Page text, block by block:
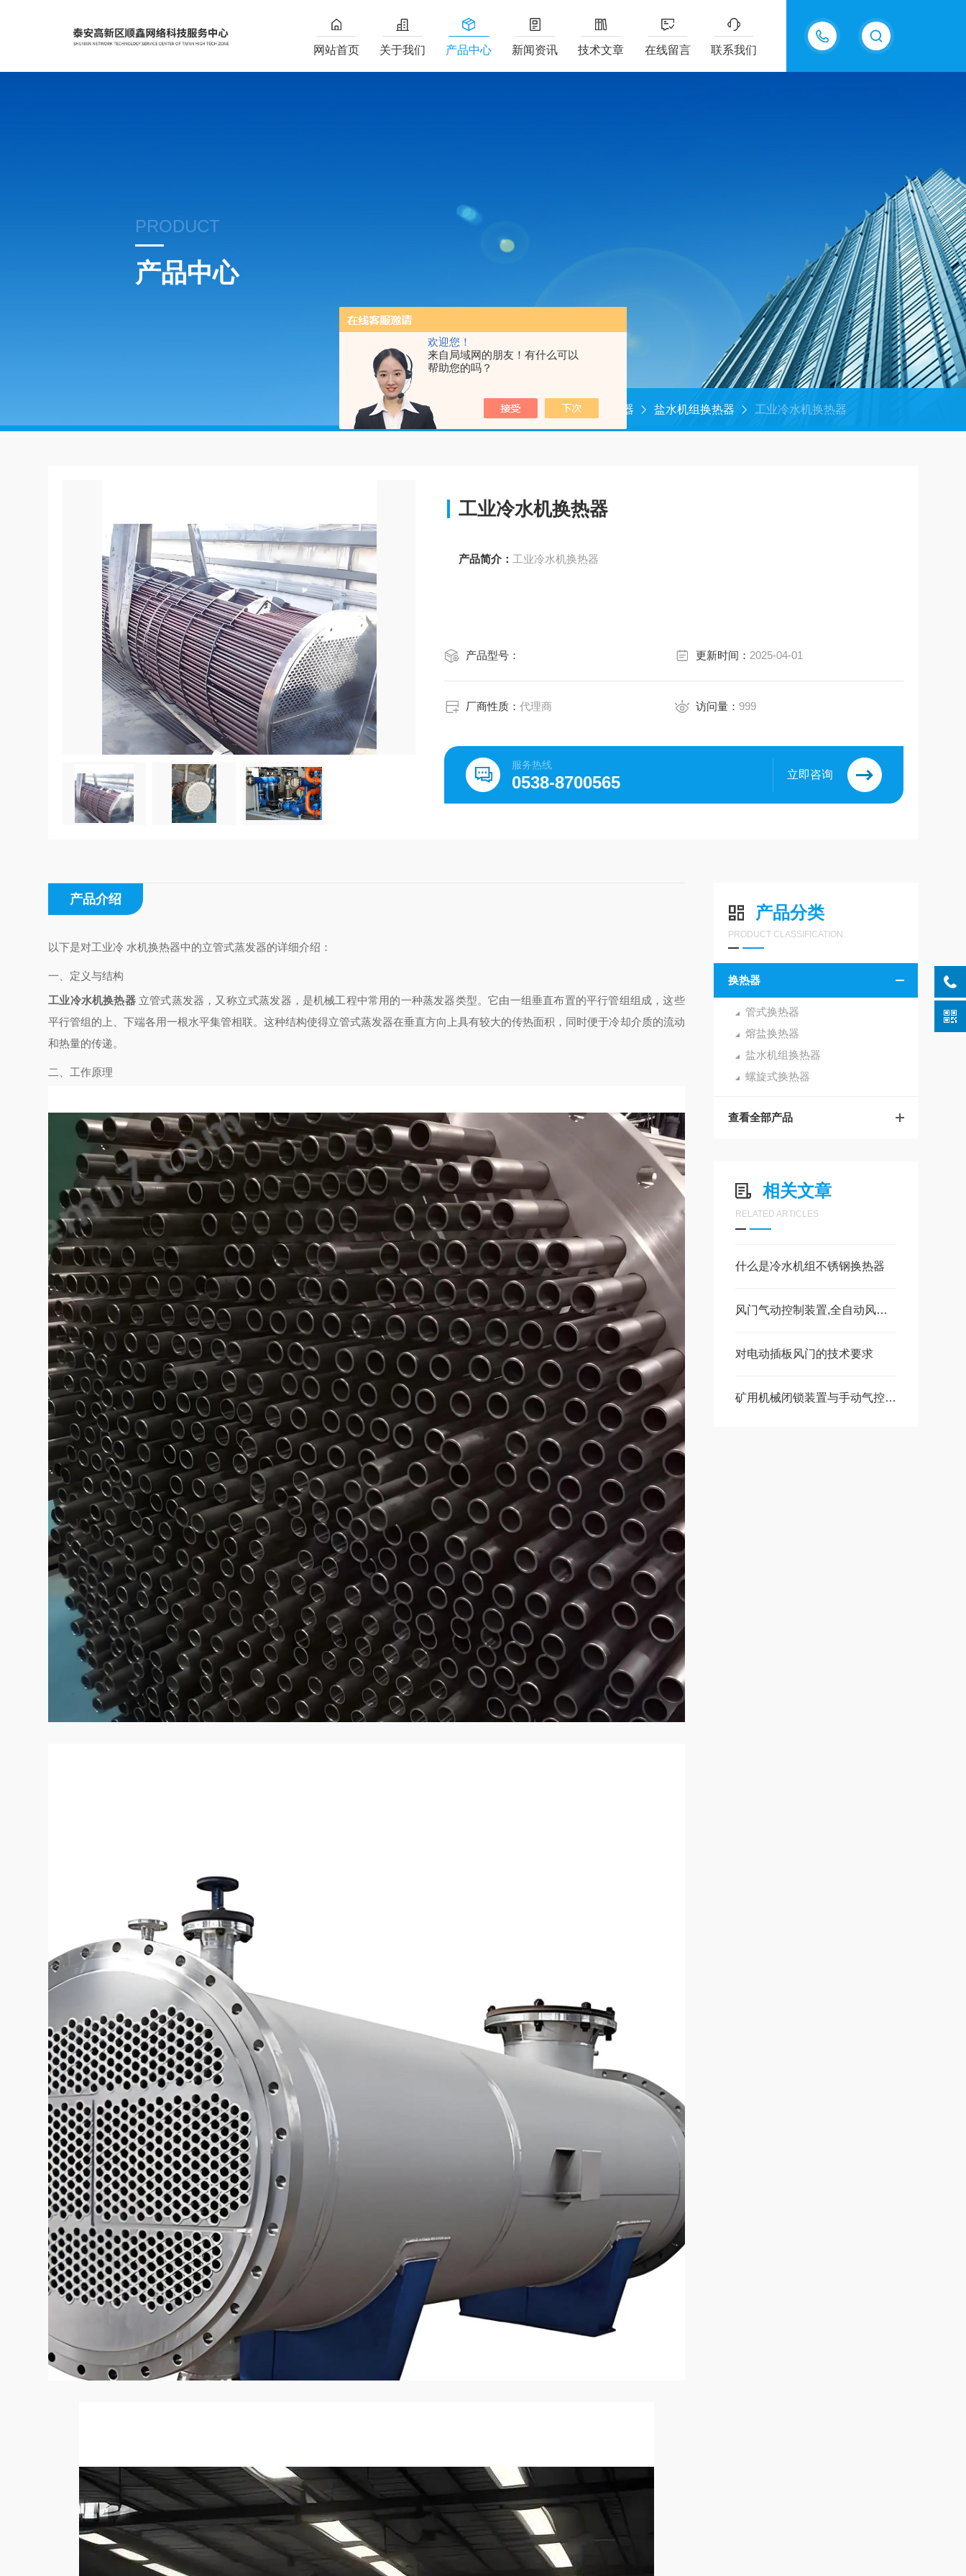
欢迎您！
来自局域网的朋友！有什么可以
帮助您的吗？
18605483306
网站首页 关于我们 产品中心 新闻资讯 技术文章 在线留言 联系我们
PRODUCT
产品中心
首页 产品中心 换热器 盐水机组换热器 工业冷水机换热器
工业冷水机换热器
产品简介： 工业冷水机换热器
产品型号： 更新时间： 2025-04-01
厂商性质：代理商 访问量： 999
服务热线
0538-8700565 立即咨询
产品分类
PRODUCT CLASSIFICATION
换热器
管式换热器
熔盐换热器
盐水机组换热器
螺旋式换热器
查看全部产品
相关文章
RELATED ARTICLES
什么是冷水机组不锈钢换热器
风门气动控制装置,全自动风门控制装置各功能介绍
对电动插板风门的技术要求
矿用机械闭锁装置与手动气控闭锁装置的技术区别
产品介绍
以下是对工业冷 水机换热器中的立管式蒸发器的详细介绍：
一、定义与结构
工业冷水机换热器立管式蒸发器，又称立式蒸发器，是机械工程中常用的一种蒸发器类型。它由一组垂直布置的平行管组组成，这些
平行管组的上、下端各用一根水平集管相联。这种结构使得立管式蒸发器在垂直方向上具有较大的传热面积，同时便于冷却介质的流动
和热量的传递。
二、工作原理